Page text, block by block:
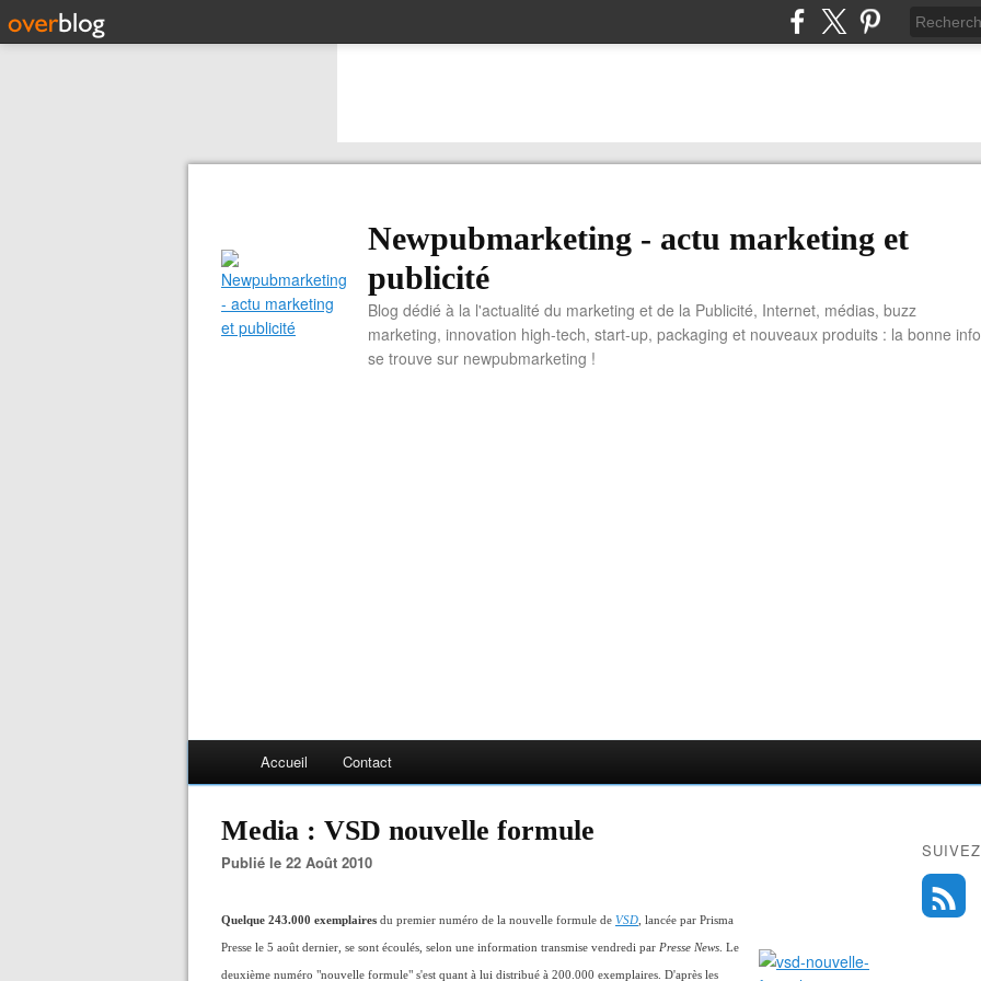
Newpubmarketing - actu marketing et
publicité
Blog dédié à la l'actualité du marketing et de la Publicité, Internet, médias, buzz
marketing, innovation high-tech, start-up, packaging et nouveaux produits : la bonne info
se trouve sur newpubmarketing !
Accueil Contact
Media : VSD nouvelle formule
Publié le 22 Août 2010
Quelque 243.000 exemplaires du premier numéro de la nouvelle formule de VSD , lancée par Prisma
Presse le 5 août dernier, se sont écoulés, selon une information transmise vendredi par Presse News . Le
deuxième numéro "nouvelle formule" s'est quant à lui distribué à 200.000 exemplaires. D'après les